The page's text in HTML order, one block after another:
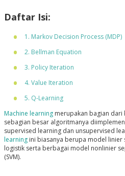
Daftar Isi:
1. Markov Decision Process (MDP)
2. Bellman Equation
3. Policy Iteration
4. Value Iteration
5. Q-Learning
Machine learningmerupakan bagian dari
sebagian besar algoritmanya
supervised learning dan unsupervised
learningini biasanya berupa model linier
logistik serta berbagai model nonlinier
(SVM).